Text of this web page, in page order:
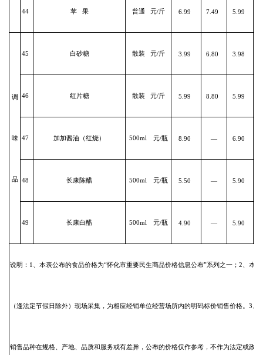
44 苹 果 普通 元/斤 6.99 7.49 5.99
调
味
品
45 白砂糖 散装 元/斤 3.99 6.80 3.98
46 红片糖 散装 元/斤 5.99 8.80 5.99
47 加加酱油（红烧） 500ml 元/瓶 8.90 — 6.90
48 长康陈醋 500ml 元/瓶 5.50 — 5.90
49 长康白醋 500ml 元/瓶 4.90 — 5.90
说明：1、本表公布的食品价格为“怀化市重要民生商品价格信息公布”系列之一；2、本
（逢法定节假日除外）现场采集，为相应经销单位经营场所内的明码标价销售价格。3
销售品种在规格、产地、品质和服务或有差异，公布的价格仅作参考，不作为法定或政